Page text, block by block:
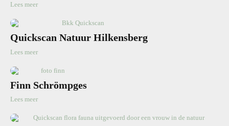
Lees meer
Quickscan Natuur Hilkensberg
Lees meer
Finn Schrömpges
Lees meer